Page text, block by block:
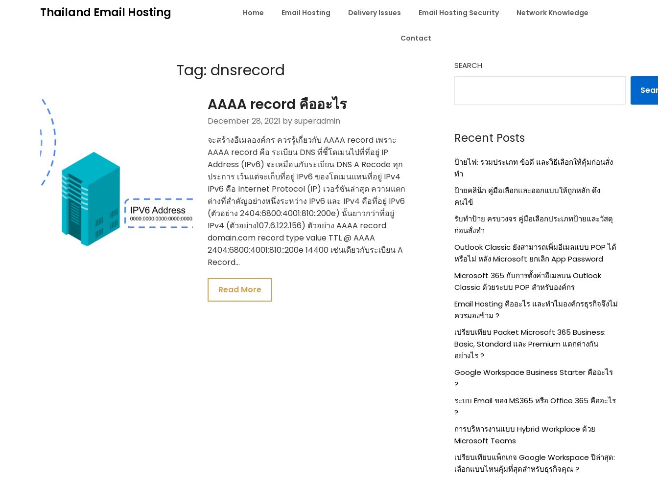
Thailand Email Hosting Home Email Hosting Delivery Issues Email Hosting Security Network Knowledge
Contact
Tag: dnsrecord
AAAA record คืออะไร
December 28, 2021 by superadmin
จะสร้างอีเมลองค์กร ควรรู้เกี่ยวกับ AAAA record เพราะ
AAAA record คือ ระเบียน DNS ที่ชี้โดเมนไปที่ที่อยู่ IP
Address (IPv6) จะเหมือนกับระเบียน DNS A Recode ทุก
ประการ เว้นแต่จะเก็บที่อยู่ IPv6 ของโดเมนแทนที่อยู่ IPv4
IPv6 คือ Internet Protocol (IP) เวอร์ชันล่าสุด ความแตก
ต่างที่สำคัญอย่างหนึ่งระหว่าง IPv6 และ IPv4 คือที่อยู่ IPv6
(ตัวอย่าง 2404:6800:4001:810::200e) นั้นยาวกว่าที่อยู่
IPv4 (ตัวอย่าง107.6.122.156) ตัวอย่าง AAAA record
domain.com record type value TTL @ AAAA
2404:6800:4001:810::200e 14400 เช่นเดียวกับระเบียน A
Record…
Read More
SEARCH
Recent Posts
ป้ายไฟ: รวมประเภท ข้อดี และวิธีเลือกให้คุ้มก่อนสั่ง
ทำ
ป้ายคลินิก คู่มือเลือกและออกแบบให้ถูกหลัก ดึง
คนไข้
รับทำป้าย ครบวงจร คู่มือเลือกประเภทป้ายและวัสดุ
ก่อนสั่งทำ
Outlook Classic ยังสามารถเพิ่มอีเมลแบบ POP ได้
หรือไม่ หลัง Microsoft ยกเลิก App Password
Microsoft 365 กับการตั้งค่าอีเมลบน Outlook
Classic ด้วยระบบ POP สำหรับองค์กร
Email Hosting คืออะไร และทำไมองค์กรธุรกิจจึงไม่
ควรมองข้าม ?
เปรียบเทียบ Packet Microsoft 365 Business:
Basic, Standard และ Premium แตกต่างกัน
อย่างไร ?
Google Workspace Business Starter คืออะไร
?
ระบบ Email ของ MS365 หรือ Office 365 คืออะไร
?
การบริหารงานแบบ Hybrid Workplace ด้วย
Microsoft Teams
เปรียบเทียบแพ็กเกจ Google Workspace ปีล่าสุด:
เลือกแบบไหนคุ้มที่สุดสำหรับธุรกิจคุณ ?